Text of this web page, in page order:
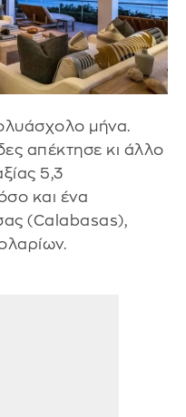
μήνα.
απέκτησε κι άλλο
5,3
και ένα
(Calabasas),